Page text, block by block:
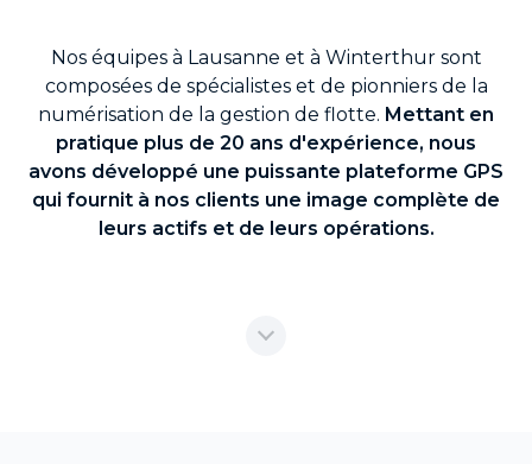
Nos équipes à Lausanne et à Winterthursont
composées de spécialistes et de pionniers de la
numérisation de la gestion de flotte. Mettant en
pratique plus de 20 ans d'expérience, nous
avons développé une puissante plateforme GPS
qui fournit à nos clients une image complète de
leurs actifs et de leurs opérations.